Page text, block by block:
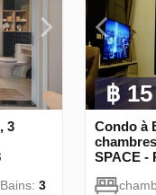
3
Bains: 3
฿
Condo à
SPACE -